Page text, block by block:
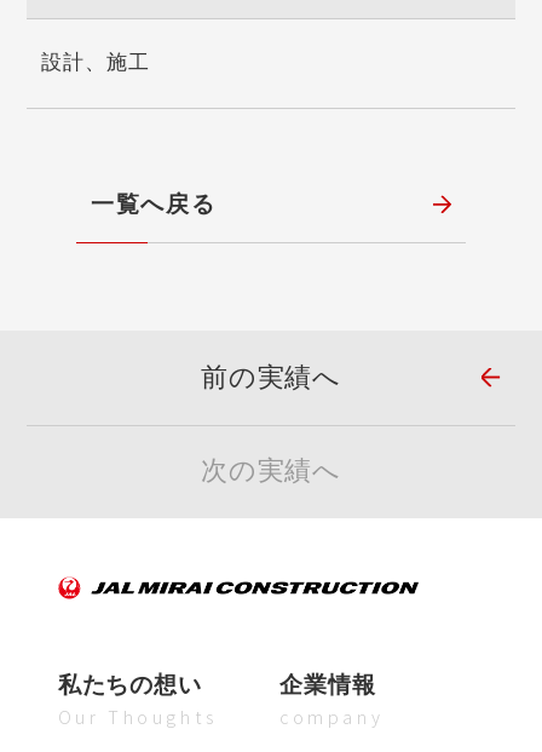
設計、施工
一覧へ戻る
前の実績へ
次の実績へ
私たちの想い
Our Thoughts
企業情報
company